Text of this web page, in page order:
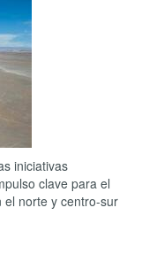
iniciativas
clave para el
norte y centro-sur